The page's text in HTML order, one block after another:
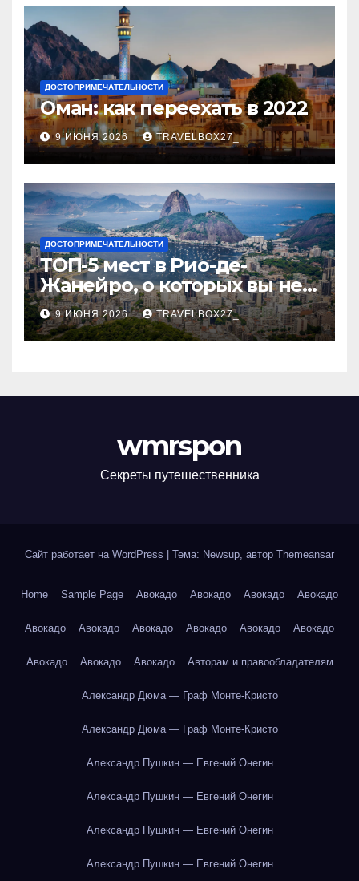
ДОСТОПРИМЕЧАТЕЛЬНОСТИ
Оман: как переехать в 2022
9 ИЮНЯ 2026 TRAVELBOX27_
ДОСТОПРИМЕЧАТЕЛЬНОСТИ
ТОП-5 мест в Рио-де-
Жанейро, о которых вы не
знали
9 ИЮНЯ 2026 TRAVELBOX27_
wmrspon
Секреты путешественника
Сайт работает на WordPress Тема: Newsup, автор Themeansar
Home Sample Page Авокадо Авокадо Авокадо Авокадо
Авокадо Авокадо Авокадо Авокадо Авокадо Авокадо
Авокадо Авокадо Авокадо Авторам и правообладателям
Александр Дюма — Граф Монте-Кристо
Александр Дюма — Граф Монте-Кристо
Александр Пушкин — Евгений Онегин
Александр Пушкин — Евгений Онегин
Александр Пушкин — Евгений Онегин
Александр Пушкин — Евгений Онегин